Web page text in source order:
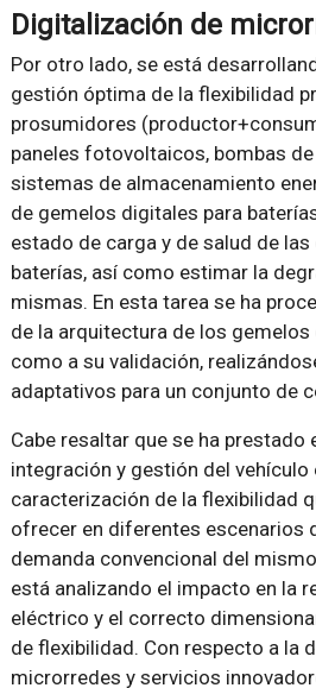
Digitalización de
Por otro lado, se está
gestión óptima de la flexibilidad
prosumidores
paneles fotovoltaicos, bombas
sistemas de almacenamiento
de gemelos digitales para
estado de carga y de salud de
baterías, así como estimar la
mismas. En esta tarea se ha
de la arquitectura de los
como a su validación,
adaptativos para un conjunto de
Cabe resaltar que se ha prestado
integración y gestión del vehículo
caracterización de la flexibilidad
ofrecer en diferentes escenarios
demanda convencional del
está analizando el impacto en la
eléctrico y el correcto
de flexibilidad. Con respecto a la
microrredes y servicios